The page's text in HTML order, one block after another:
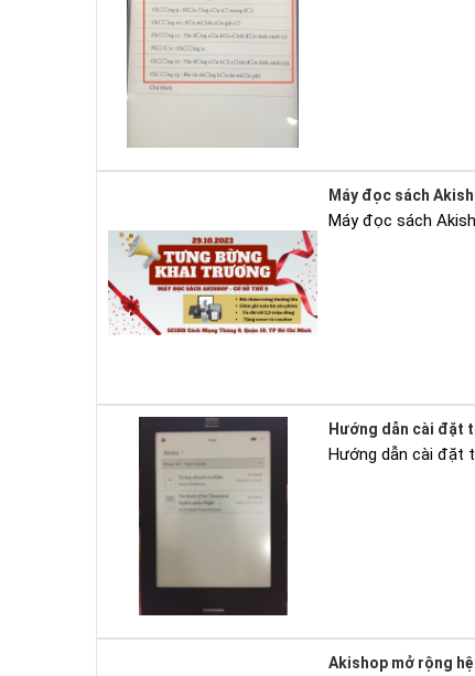
Máy đọc sách
Máy đọc sách
Hướng dẫn cài đặt
Hướng dẫn cài đặt
Akishop mở rộng